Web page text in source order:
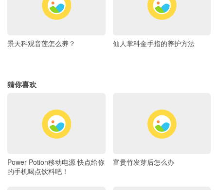
景天科观音莲怎么养？ 仙人掌科金手指的养护方法
猜你喜欢
Power Potion移动电源 快点给你
的手机喝点饮料吧！
富贵竹发芽后怎么办